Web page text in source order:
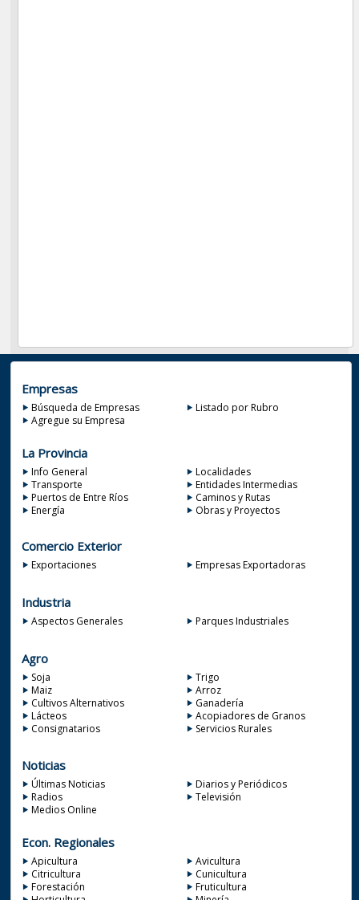
Empresas
Búsqueda de Empresas
Listado por Rubro
Agregue su Empresa
La Provincia
Info General
Localidades
Transporte
Entidades Intermedias
Puertos de Entre Ríos
Caminos y Rutas
Energía
Obras y Proyectos
Comercio Exterior
Exportaciones Empresas Exportadoras
Industria
Aspectos Generales Parques Industriales
Agro
Soja
Trigo
Maiz
Arroz
Cultivos Alternativos
Ganadería
Lácteos
Acopiadores de Granos
Consignatarios
Servicios Rurales
Noticias
Últimas Noticias
Diarios y Periódicos
Radios
Televisión
Medios Online
Econ. Regionales
Apicultura
Avicultura
Citricultura
Cunicultura
Forestación
Fruticultura